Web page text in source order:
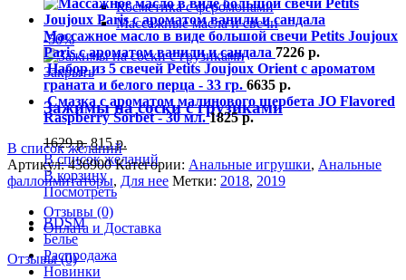
Косметика с феромонами
Массажные масла и свечи
-50%
Закрыть
Зажимы на соски с грузиками
1629р. 815р.
В список желаний
В корзину
Посмотреть
BDSM
Белье
Распродажа
Новинки
Массажное масло в виде большой свечи Petits Joujoux
Paris с ароматом ванили и сандала 7226 р.
Набор из 5 свечей Petits Joujoux Orient с ароматом
граната и белого перца - 33 гр. 6635 р.
Смазка с ароматом малинового щербета JO Flavored
Raspberry Sorbet - 30 мл.1825р.
В список желаний
Артикул:436900 Категории: Анальные игрушки, Анальные
фаллоимитаторы, Для нее Метки: 2018, 2019
Отзывы (0)
Оплата и Доставка
Отзывы (0)